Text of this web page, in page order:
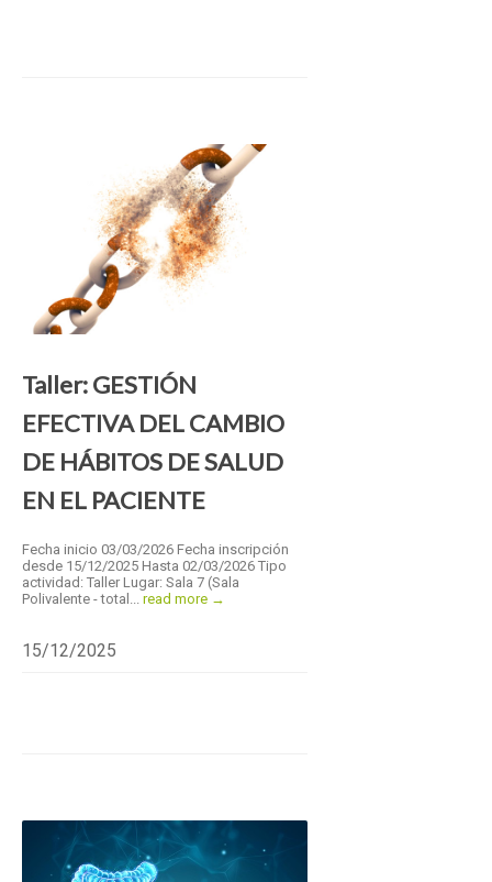
Taller: GESTIÓN
EFECTIVA DEL CAMBIO
DE HÁBITOS DE SALUD
EN EL PACIENTE
Fecha inicio 03/03/2026 Fecha inscripción
desde 15/12/2025 Hasta 02/03/2026 Tipo
actividad: Taller Lugar: Sala 7 (Sala
Polivalente - total... read more →
15/12/2025